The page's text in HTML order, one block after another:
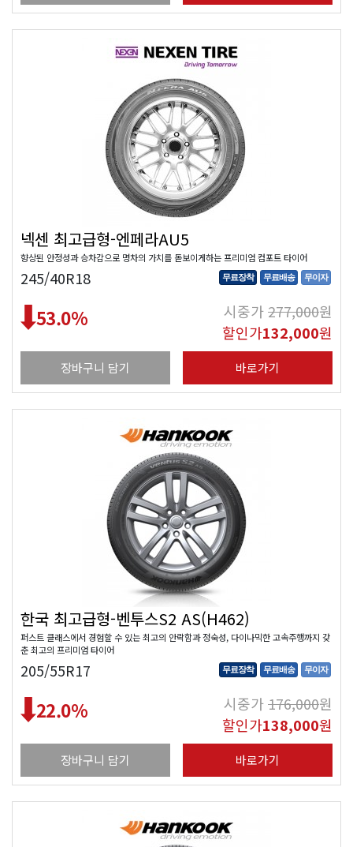
넥센 최고급형-엔페라AU5
향상된 안정성과 승차감으로 명차의 가치를 돋보이게하는 프리미엄 컴포트 타이어
245/40R18 무료장착 무료배송 무이자
53.0% 시중가277,000원
할인가132,000원
장바구니 담기 바로가기
한국 최고급형-벤투스S2 AS(H462)
퍼스트 클래스에서 경험할 수 있는 최고의 안락함과 정숙성, 다이나믹한 고속주행까지 갖
춘 최고의 프리미엄 타이어
205/55R17 무료장착 무료배송 무이자
22.0% 시중가176,000원
할인가138,000원
장바구니 담기 바로가기